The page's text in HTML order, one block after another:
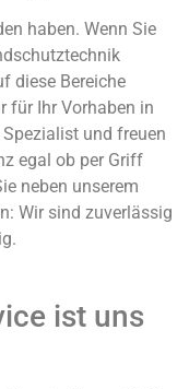
haben. Wenn Sie
diese Bereiche
für Ihr Vorhaben in
und freuen
egal ob per Griff
neben unserem
Wir sind zuverlässig
ist uns